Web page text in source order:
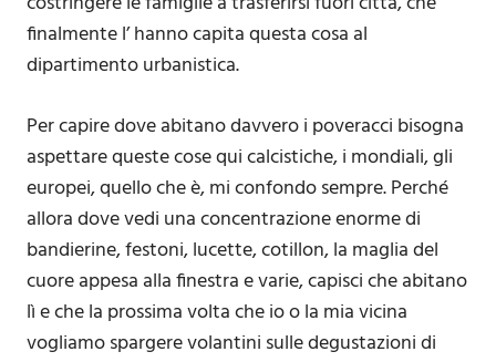
finalmente l’ hanno capita questa cosa al
dipartimento urbanistica.
Per capire dove abitano davvero i poveracci bisogna
aspettare queste cose qui calcistiche, i mondiali, gli
europei, quello che è, mi confondo sempre. Perché
allora dove vedi una concentrazione enorme di
bandierine, festoni, lucette, cotillon, la maglia del
cuore appesa alla finestra e varie, capisci che abitano
lì e che la prossima volta che io o la mia vicina
vogliamo spargere volantini sulle degustazioni di